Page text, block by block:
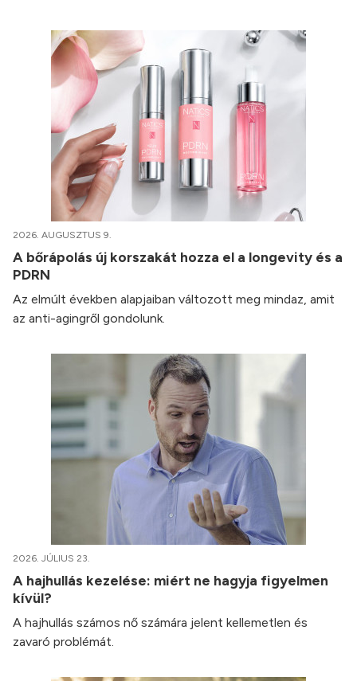
2026. AUGUSZTUS 9.
A bőrápolás új korszakát hozza el a longevity és a
PDRN
Az elmúlt években alapjaiban változott meg mindaz, amit
az anti-agingről gondolunk.
2026. JÚLIUS 23.
A hajhullás kezelése: miért ne hagyja figyelmen
kívül?
A hajhullás számos nő számára jelent kellemetlen és
zavaró problémát.